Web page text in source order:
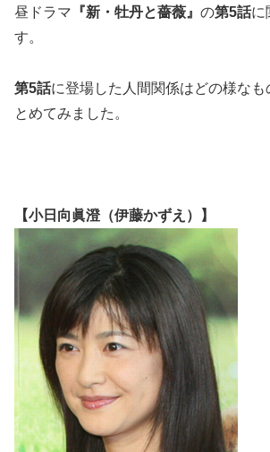
昼ドラマ 『新・牡丹と薔薇』 の第5話に
す。
第5話に登場した人間関係はどの様なも
とめてみました。
【小日向眞澄（伊藤かずえ）】